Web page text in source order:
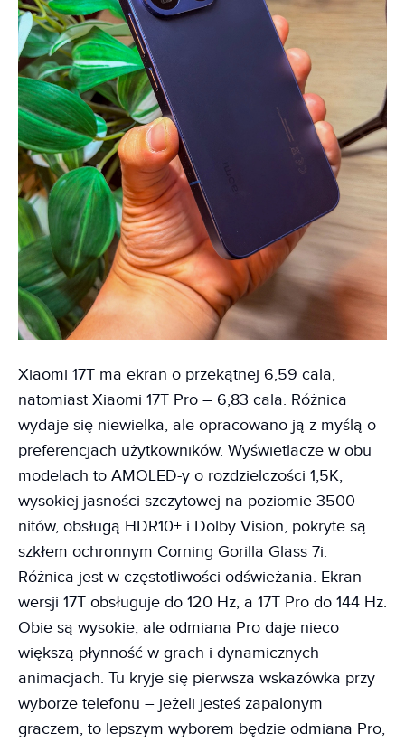
Xiaomi 17T ma ekran o przekątnej 6,59 cala,
natomiast Xiaomi 17T Pro – 6,83 cala. Różnica
wydaje się niewielka, ale opracowano ją z myślą o
preferencjach użytkowników. Wyświetlacze w obu
modelach to AMOLED-y o rozdzielczości 1,5K,
wysokiej jasności szczytowej na poziomie 3500
nitów, obsługą HDR10+ i Dolby Vision, pokryte są
szkłem ochronnym Corning Gorilla Glass 7i.
Różnica jest w częstotliwości odświeżania. Ekran
wersji 17T obsługuje do 120 Hz, a 17T Pro do 144 Hz.
Obie są wysokie, ale odmiana Pro daje nieco
większą płynność w grach i dynamicznych
animacjach. Tu kryje się pierwsza wskazówka przy
wyborze telefonu – jeżeli jesteś zapalonym
graczem, to lepszym wyborem będzie odmiana Pro,